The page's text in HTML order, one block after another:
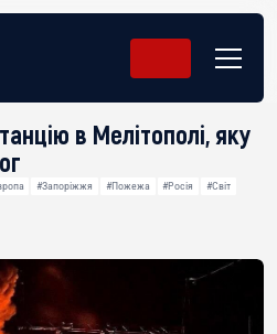
в Мелітополі, яку
#Запоріжжя #Пожежа #Росія
#Світ